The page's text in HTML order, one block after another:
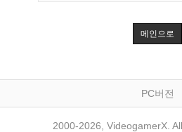
메인으로
PC버전
2000-2026, VideogamerX.